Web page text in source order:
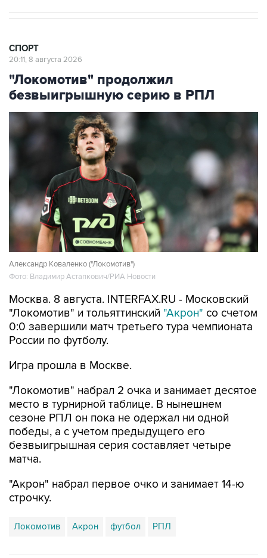
СПОРТ
20:11, 8 августа 2026
"Локомотив" продолжил
безвыигрышную серию в РПЛ
Александр Коваленко ("Локомотив")
Фото: Владимир Астапкович/РИА Новости
Москва. 8 августа. INTERFAX.RU - Московский
"Локомотив" и тольяттинский "Акрон" со счетом
0:0 завершили матч третьего тура чемпионата
России по футболу.
Игра прошла в Москве.
"Локомотив" набрал 2 очка и занимает десятое
место в турнирной таблице. В нынешнем
сезоне РПЛ он пока не одержал ни одной
победы, а с учетом предыдущего его
безвыигрышная серия составляет четыре
матча.
"Акрон" набрал первое очко и занимает 14-ю
строчку.
Локомотив Акрон футбол РПЛ